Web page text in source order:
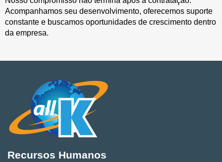
Acompanhamos seu desenvolvimento, oferecemos suporte
constante e buscamos oportunidades de crescimento dentro
da empresa.
Recursos Humanos